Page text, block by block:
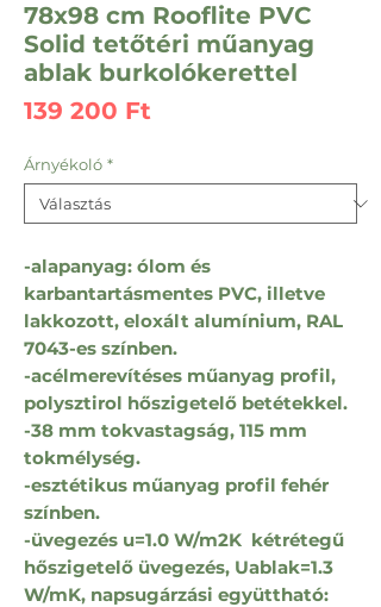
78x98 cm Rooflite PVC
Solid tetőtéri műanyag
ablak burkolókerettel
139 200 Ft
Árnyékoló *
-alapanyag: ólom és
karbantartásmentes PVC, illetve
lakkozott, eloxált alumínium, RAL
7043-es színben.
-acélmerevítéses műanyag profil,
polysztirol hőszigetelő betétekkel.
-38 mm tokvastagság, 115 mm
tokmélység.
-esztétikus műanyag profil fehér
színben.
-üvegezés u=1.0 W/m2K kétrétegű
hőszigetelő üvegezés, Uablak=1.3
W/mK, napsugárzási együttható: